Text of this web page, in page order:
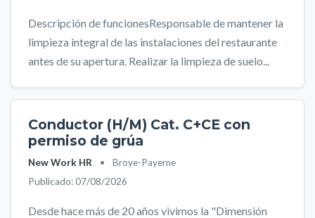
Descripción de funcionesResponsable de mantener la
limpieza integral de las instalaciones del restaurante
antes de su apertura. Realizar la limpieza de suelo...
Conductor (H/M) Cat. C+CE con
permiso de grúa
New Work HR •
Broye-Payerne
Publicado: 07/08/2026
Desde hace más de 20 años vivimos la "Dimensión